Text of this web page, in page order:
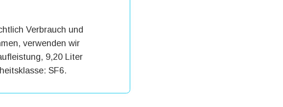
Verbrauch und
verwenden wir
9,20 Liter
SF6.